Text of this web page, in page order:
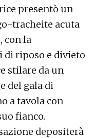
presentò un
tracheite acuta
con la
di riposo e divieto
stilare da un
del gala di
a tavola con
fianco.
depositerà